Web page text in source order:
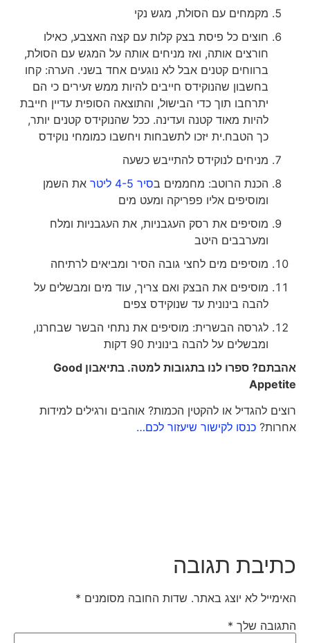
מקמחים עם הסולת, מגש נקי
חוצים כל פיסת בצק קלות עם קצה האצבע, כאילו
חורצים אותה, ואז מניחים אותה על המגש עם הסולת,
ברווחים קטנים אבל לא נוגעים אחד בשני. הערה: קחו
בחשבון שהנוקידס חייבים להיות ממש זעירים כי הם
יתרחבו תוך כדי הבישול, והתוצאה הסופית עדיין חייבת
להיות מאוד קטנה ועדינה. ככל שהנוקידס קטנים יותר,
כך הטבח.ית יזכו לתשבחות ויחשבו כמומחי נוקידס
מניחים לנוקידס להתייבש כשעה
הכנת הרוטב: מחממים בסיר 4-5 ליטר
את השמן
ומוסיפים אליו פפריקה ומעט מים
מוסיפים את רסק העגבניות, את העגבניות ומלח
ומערבבים היטב
מוסיפים מים לחצי גובה הסיר ומביאים לרתיחה
מוסיפים את הבצק ואם צריך, עוד מים ומבשלים על
להבה בינונית עד שנוקידס צפים
לגרסה הבשרית: מוסיפים את נתחי הבשר שבחרנו,
ומבשלים על להבה בינונית 90 דקות
אהבתם? ספרו לנו בתגובות למטה. בתיאבוןGood
Appetite
רוצים להגדיל או להקטין הכמות? אוהבים ורגילים למידות
אחרות?כנסו לקישור שיעזור לכם…
כתיבת תגובה
האימייל לא יוצג באתר. שדות החובה מסומנים*
התגובה שלך*